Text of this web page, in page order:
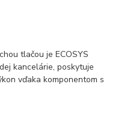
tlačou je ECOSYS
kancelárie, poskytuje
vďaka komponentom s